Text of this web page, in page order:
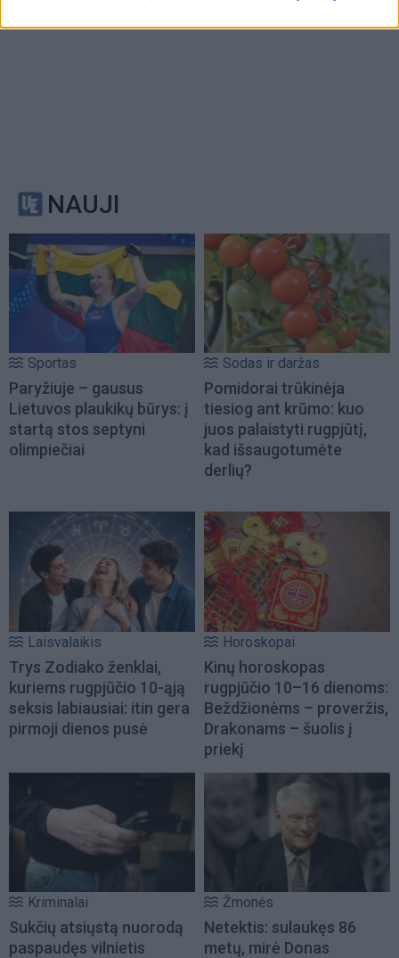
NAUJI
Sportas
Paryžiuje – gausus
Lietuvos plaukikų būrys: į
startą stos septyni
olimpiečiai
Sodas ir daržas
Pomidorai trūkinėja
tiesiog ant krūmo: kuo
juos palaistyti rugpjūtį,
kad išsaugotumėte
derlių?
Laisvalaikis
Trys Zodiako ženklai,
kuriems rugpjūčio 10-ąją
seksis labiausiai: itin gera
pirmoji dienos pusė
Horoskopai
Kinų horoskopas
rugpjūčio 10–16 dienoms:
Beždžionėms – proveržis,
Drakonams – šuolis į
priekį
Kriminalai
Sukčių atsiųstą nuorodą
paspaudęs vilnietis
Žmonės
Netektis: sulaukęs 86
metų, mirė Donas